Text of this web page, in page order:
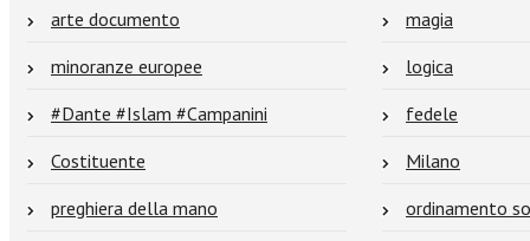
arte documento
magia
minoranze europee
logica
#Dante #Islam #Campanini
fedele
Costituente
Milano
preghiera della mano
ordinamento